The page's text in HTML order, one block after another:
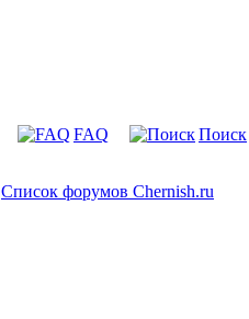
FAQ Поиск
Список форумов Chernish.ru